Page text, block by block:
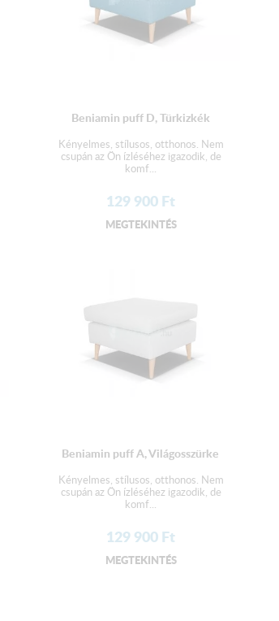
Beniamin puff D, Türkizkék
Kényelmes, stílusos, otthonos. Nem
csupán az Ön ízléséhez igazodik, de
komf...
129 900Ft
MEGTEKINTÉS
Beniamin puff A, Világosszürke
Kényelmes, stílusos, otthonos. Nem
csupán az Ön ízléséhez igazodik, de
komf...
129 900Ft
MEGTEKINTÉS